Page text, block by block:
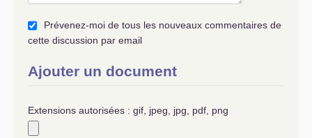
Prévenez-moi de tous les nouveaux commentaires de
cette discussion par email
Ajouter un document
Extensions autorisées : gif, jpeg, jpg, pdf, png